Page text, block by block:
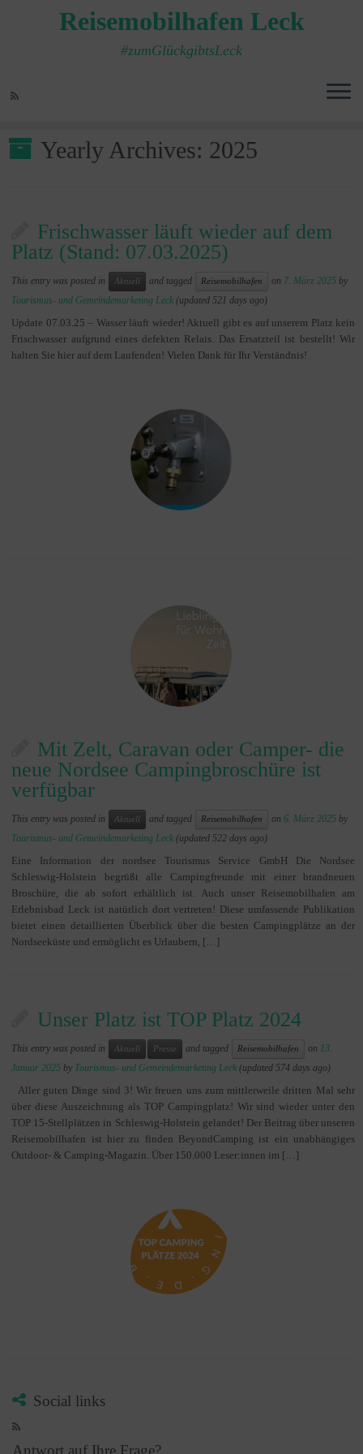
Reisemobilhafen Leck
#zumGlückgibtsLeck
Yearly Archives: 2025
Frischwasser läuft wieder auf dem
Platz (Stand: 07.03.2025)
This entry was posted in Aktuell and tagged Reisemobilhafen on 7. März 2025 by
Tourismus- und Gemeindemarketing Leck (updated 521 days ago)
Update 07.03.25 – Wasser läuft wieder! Aktuell gibt es auf unserem Platz kein
Frischwasser aufgrund eines defekten Relais. Das Ersatzteil ist bestellt! Wir
halten Sie hier auf dem Laufenden! Vielen Dank für Ihr Verständnis!
Mit Zelt, Caravan oder Camper- die
neue Nordsee Campingbroschüre ist
verfügbar
This entry was posted in Aktuell and tagged Reisemobilhafen on6. März 2025 by
Tourismus- und Gemeindemarketing Leck (updated 522 days ago)
Eine Information der nordsee Tourismus Service GmbH Die Nordsee
Schleswig-Holstein begrüßt alle Campingfreunde mit einer brandneuen
Broschüre, die ab sofort erhältlich ist. Auch unser Reisemobilhafen am
Erlebnisbad Leck ist natürlich dort vertreten! Diese umfassende Publikation
bietet einen detaillierten Überblick über die besten Campingplätze an der
Nordseeküste und ermöglicht es Urlaubern, […]
Unser Platz ist TOP Platz 2024
This entry was posted in Aktuell Presse and tagged Reisemobilhafen on 13.
Januar 2025 by Tourismus- und Gemeindemarketing Leck (updated 574 days ago)
Aller guten Dinge sind 3! Wir freuen uns zum mittlerweile dritten Mal sehr
über diese Auszeichnung als TOP Campingplatz! Wir sind wieder unter den
TOP 15-Stellplätzen in Schleswig-Holstein gelandet! Der Beitrag über unseren
Reisemobilhafen ist hier zu finden BeyondCamping ist ein unabhängiges
Outdoor- & Camping-Magazin. Über 150.000 Leser:innen im […]
Social links
Antwort auf Ihre Frage?